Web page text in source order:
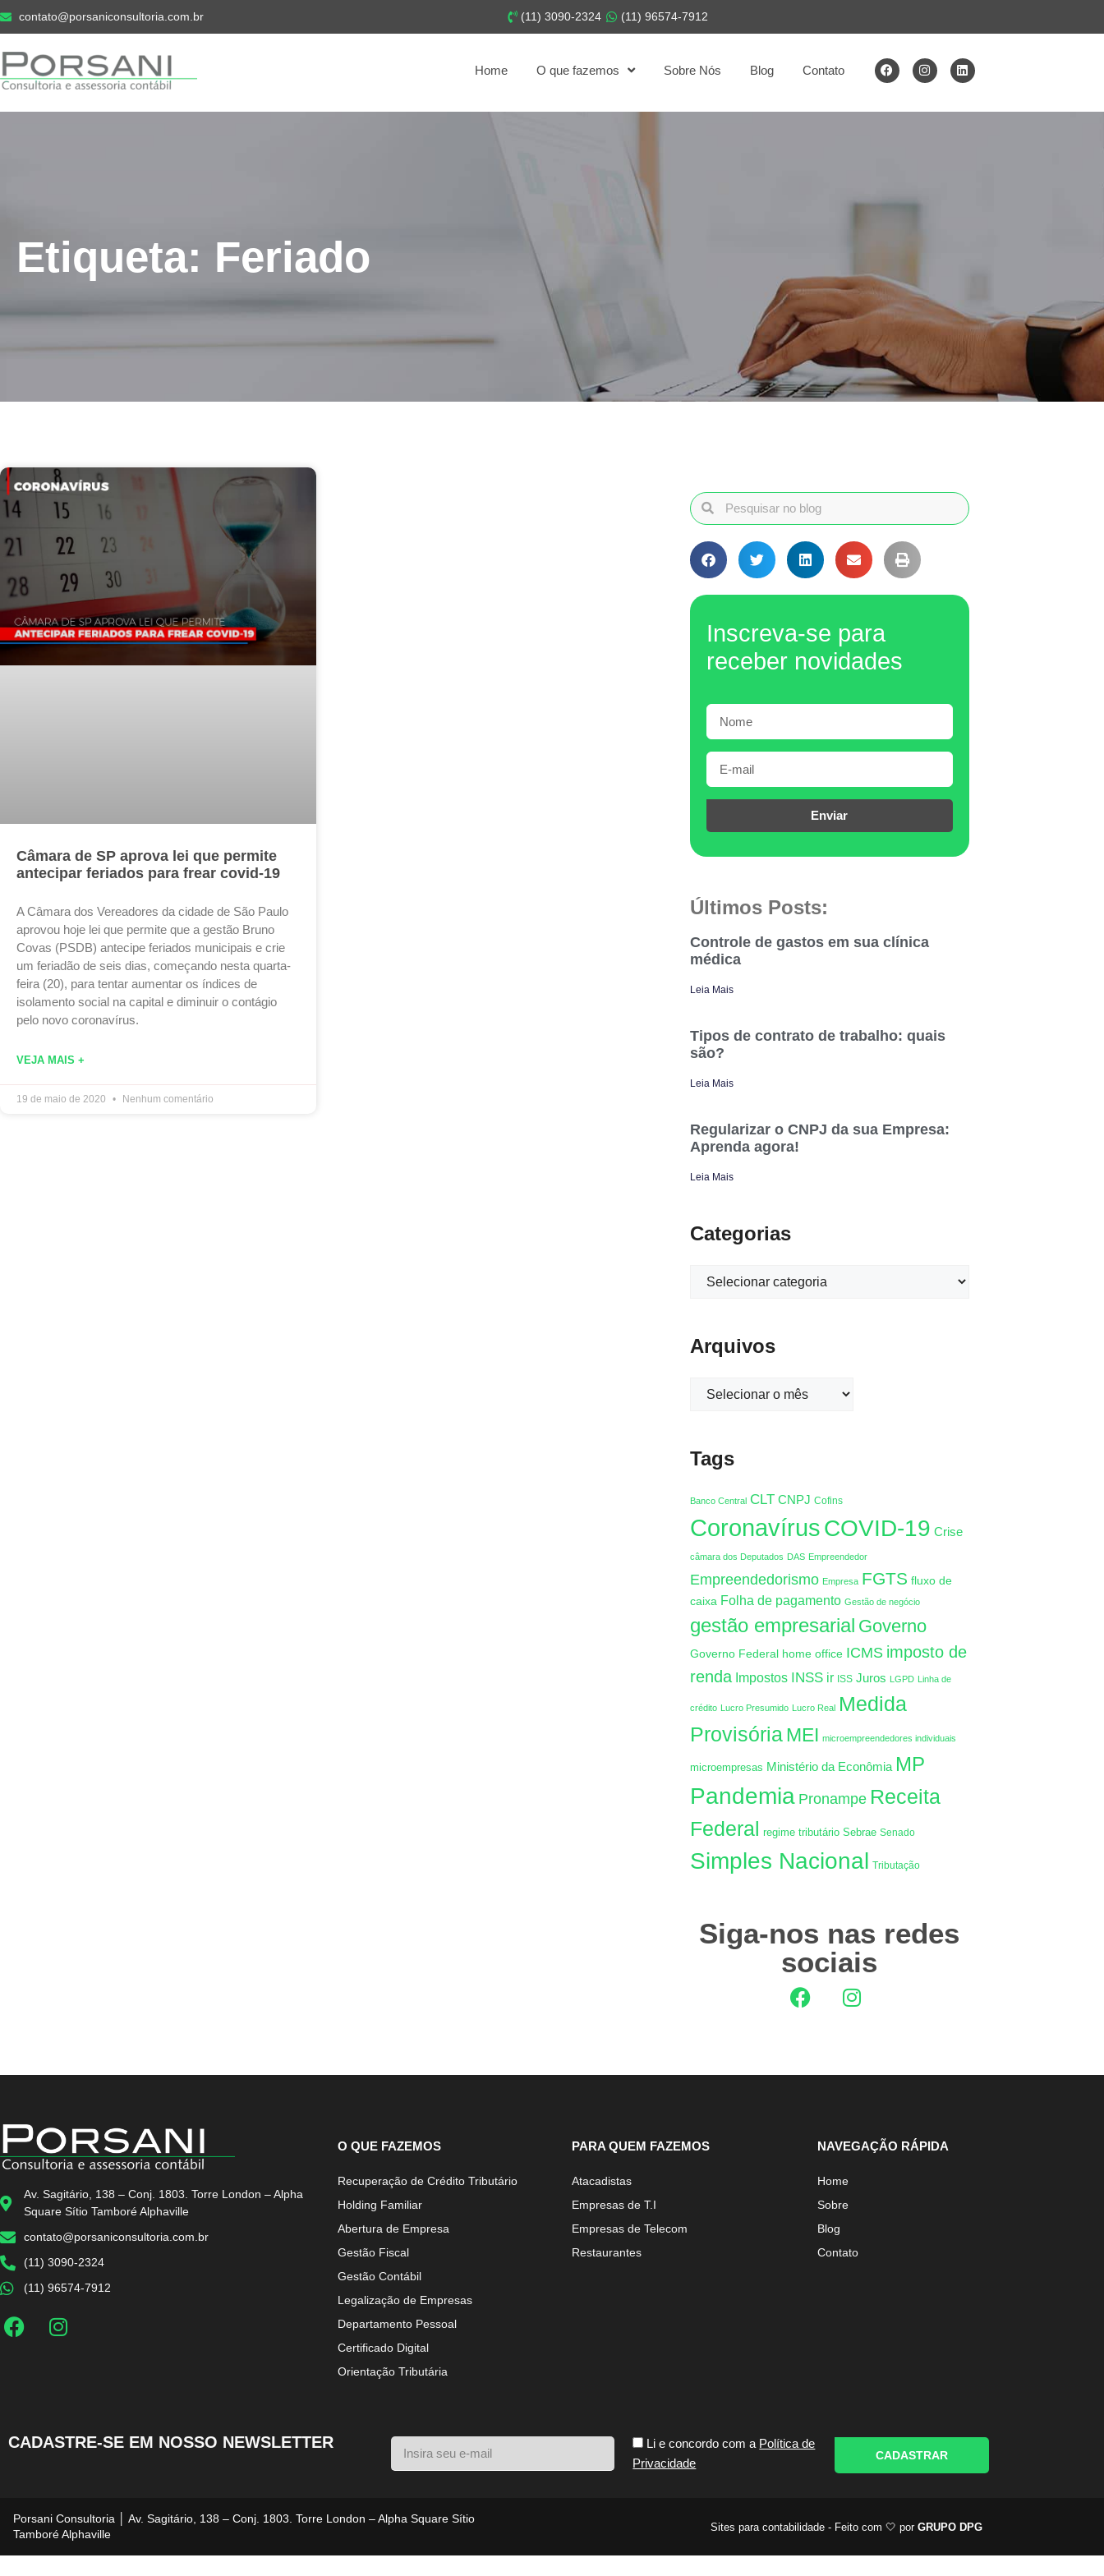
contato@porsaniconsultoria.com.br (11) 3090-2324 (11) 96574-7912
Home O que fazemos Sobre Nós Blog Contato
Etiqueta: Feriado
Câmara de SP aprova lei que permite
antecipar feriados para frear covid-19
A Câmara dos Vereadores da cidade de São Paulo
aprovou hoje lei que permite que a gestão Bruno
Covas (PSDB) antecipe feriados municipais e crie
um feriadão de seis dias, começando nesta quarta-
feira (20), para tentar aumentar os índices de
isolamento social na capital e diminuir o contágio
pelo novo coronavírus.
VEJA MAIS +
19 de maio de 2020 Nenhum comentário
Inscreva-se para
receber novidades
Enviar
Últimos Posts:
Controle de gastos em sua clínica
médica
Leia Mais
Tipos de contrato de trabalho: quais
são?
Leia Mais
Regularizar o CNPJ da sua Empresa:
Aprenda agora!
Leia Mais
Categorias
Arquivos
Tags
Banco Central CLT CNPJ Cofins
CoronavírusCOVID-19 Crise
câmara dos Deputados DAS Empreendedor
Empreendedorismo Empresa FGTS fluxo de
caixa Folha de pagamento Gestão de negócio
gestão empresarial Governo
Governo Federal home office ICMS imposto de
renda Impostos INSS ir ISS Juros LGPD Linha de
crédito Lucro Presumido Lucro Real
Medida
ProvisóriaMEI microempreendedores individuais
microempresas Ministério da Econômia MP
Pandemia Pronampe Receita
Federal regime tributário Sebrae Senado
Simples Nacional Tributação
Siga-nos nas redes
sociais
Av. Sagitário, 138 – Conj. 1803. Torre London – Alpha
Square Sítio Tamboré Alphaville
contato@porsaniconsultoria.com.br
(11) 3090-2324
(11) 96574-7912
O QUE FAZEMOS
Recuperação de Crédito Tributário
Holding Familiar
Abertura de Empresa
Gestão Fiscal
Gestão Contábil
Legalização de Empresas
Departamento Pessoal
Certificado Digital
Orientação Tributária
PARA QUEM FAZEMOS
Atacadistas
Empresas de T.I
Empresas de Telecom
Restaurantes
NAVEGAÇÃO RÁPIDA
Home
Sobre
Blog
Contato
CADASTRE-SE EM NOSSO NEWSLETTER Li e concordo com a Política de
Privacidade
CADASTRAR
Porsani Consultoria │ Av. Sagitário, 138 – Conj. 1803. Torre London – Alpha Square Sítio
Tamboré Alphaville
Sites para contabilidade - Feito com 🤍 por GRUPO DPG